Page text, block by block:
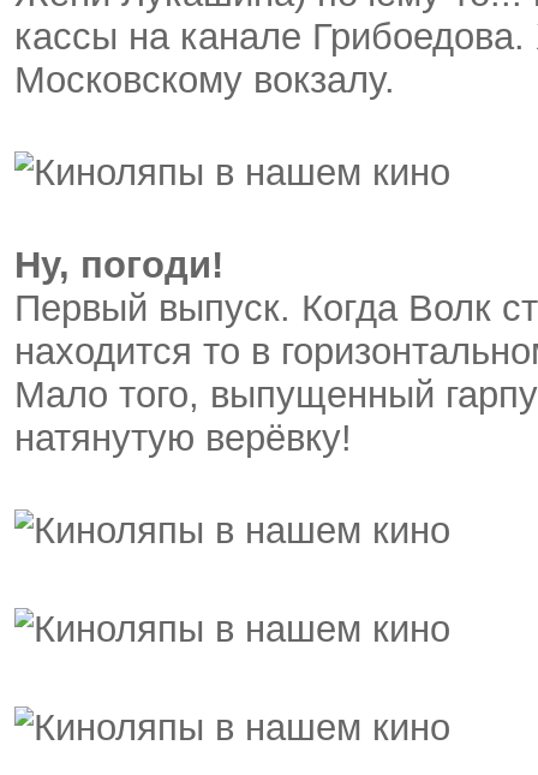
кассы на канале
Московскому вокзалу.
Ну, погоди!
Первый выпуск. Когда Волк
находится то в
Мало того, выпущенный
натянутую верёвку!